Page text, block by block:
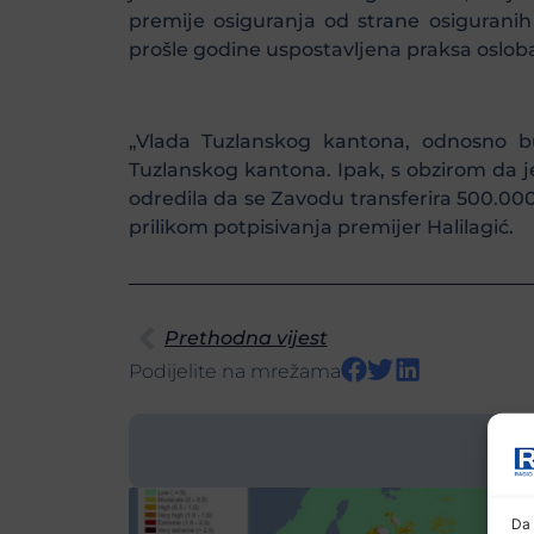
premije osiguranja od strane
prošle godine uspostavljena praksa
„Vlada Tuzlanskog kantona,
Tuzlanskog kantona. Ipak, s obzirom da
odredila da se Zavodu transferira
prilikom potpisivanja premijer Halilagić.
Prethodna vijest
Podijelite na mrežama